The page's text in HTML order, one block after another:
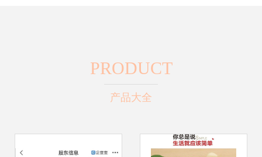
PRODUCT
产品大全